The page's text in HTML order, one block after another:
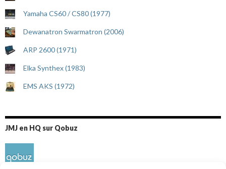
Yamaha CS60 / CS80 (1977)
Dewanatron Swarmatron (2006)
ARP 2600 (1971)
Elka Synthex (1983)
EMS AKS (1972)
JMJ en HQ sur Qobuz